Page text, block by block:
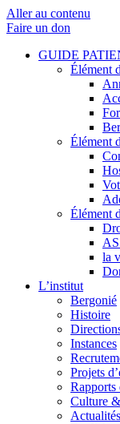
Aller au contenu
Faire un don
GUIDE
Élément
Élément
Élément
la
L’institut
Bergonié
Histoire
Instances
Projets
Rapports
Culture